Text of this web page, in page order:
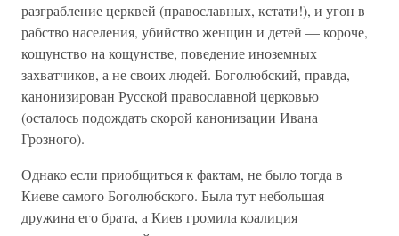
разграбление церквей (православных, кстати!), и угон в
рабство населения, убийство женщин и детей — короче,
кощунство на кощунстве, поведение иноземных
захватчиков, а не своих людей. Боголюбский, правда,
канонизирован Русской православной церковью
(осталось подождать скорой канонизации Ивана
Грозного).
Однако если приобщиться к фактам, не было тогда в
Киеве самого Боголюбского. Была тут небольшая
дружина его брата, а Киев громила коалиция